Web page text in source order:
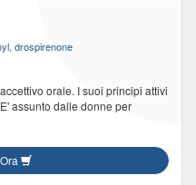
drospirenone
orale. I suoi principi attivi
assunto dalle donne per